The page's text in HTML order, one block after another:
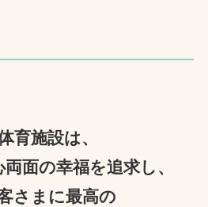
育施設は、
面の幸福を追求し、
さまに最高の